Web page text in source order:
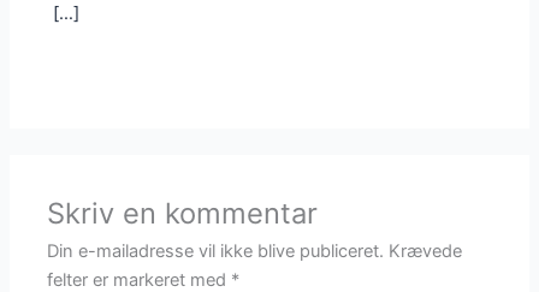
[…]
Skriv en kommentar
Din e-mailadresse vil ikke blive publiceret. Krævede
felter er markeret med *